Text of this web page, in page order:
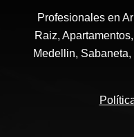
Profesionales en
Raiz,
Medellin,